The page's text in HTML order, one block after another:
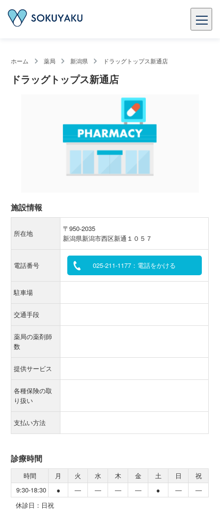
ホーム 薬局 新潟県 ドラッグトップス新通店
ドラッグトップス新通店
施設情報
所在地
〒950-2035
新潟県新潟市西区新通１０５７
電話番号 025-211-1177：電話をかける
駐車場
交通手段
薬局の薬剤師
数
提供サービス
各種保険の取
り扱い
支払い方法
診療時間
時間 月 火 水 木 金 土 日
祝
9:30-18:30
● ― ― ― ― ● ―
―
休診日：日祝